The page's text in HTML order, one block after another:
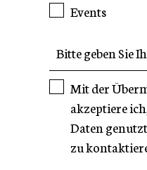
Events
Mit der
akzeptiere
Daten
zu